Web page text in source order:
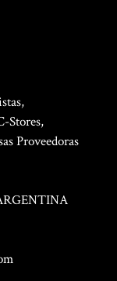
Stores,
Proveedoras